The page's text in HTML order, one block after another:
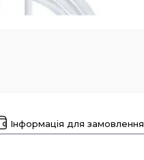
Інформація для замовлення